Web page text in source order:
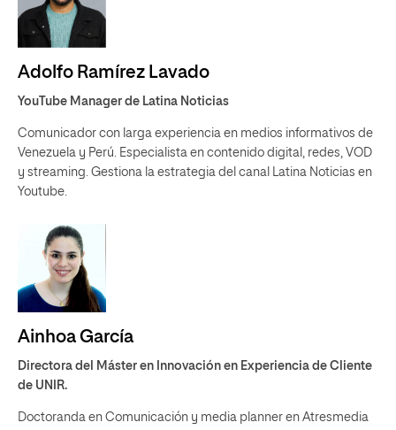
Adolfo Ramírez Lavado
YouTube Manager de Latina Noticias
Comunicador con larga experiencia en medios informativos de
Venezuela y Perú. Especialista en contenido digital, redes, VOD
y streaming. Gestiona la estrategia del canal Latina Noticias en
Youtube.
Ainhoa García
Directora del Máster en Innovación en Experiencia de Cliente
de UNIR.
Doctoranda en Comunicación y media planner en Atresmedia